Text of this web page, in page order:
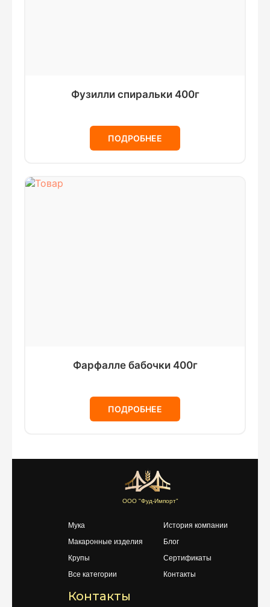
Фузилли спиральки 400г
ПОДРОБНЕЕ
Фарфалле бабочки 400г
ПОДРОБНЕЕ
История компании
Блог
Сертификаты
Контакты
Мука
Макаронные изделия
Крупы
Все категории
ООО "Фуд-Импорт"
Контакты